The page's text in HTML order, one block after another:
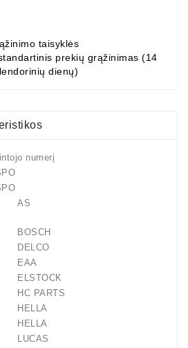
taisyklės
prekių grąžinimas (14
dienų)
numerį
AS
BOSCH
DELCO
EAA
ELSTOCK
HC PARTS
HELLA
HELLA
LUCAS